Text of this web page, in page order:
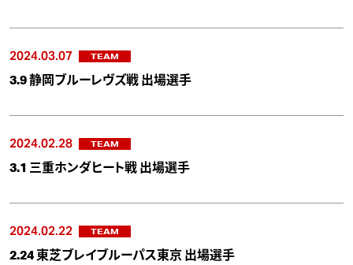
2024.03.07 TEAM
3.9 静岡ブルーレヴズ戦 出場選手
2024.02.28 TEAM
3.1 三重ホンダヒート戦 出場選手
2024.02.22 TEAM
2.24 東芝ブレイブルーパス東京 出場選手